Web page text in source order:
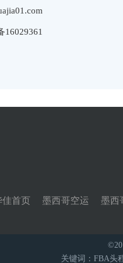
16029361
佳首页 墨西哥空运 墨西
关键词： FBA头